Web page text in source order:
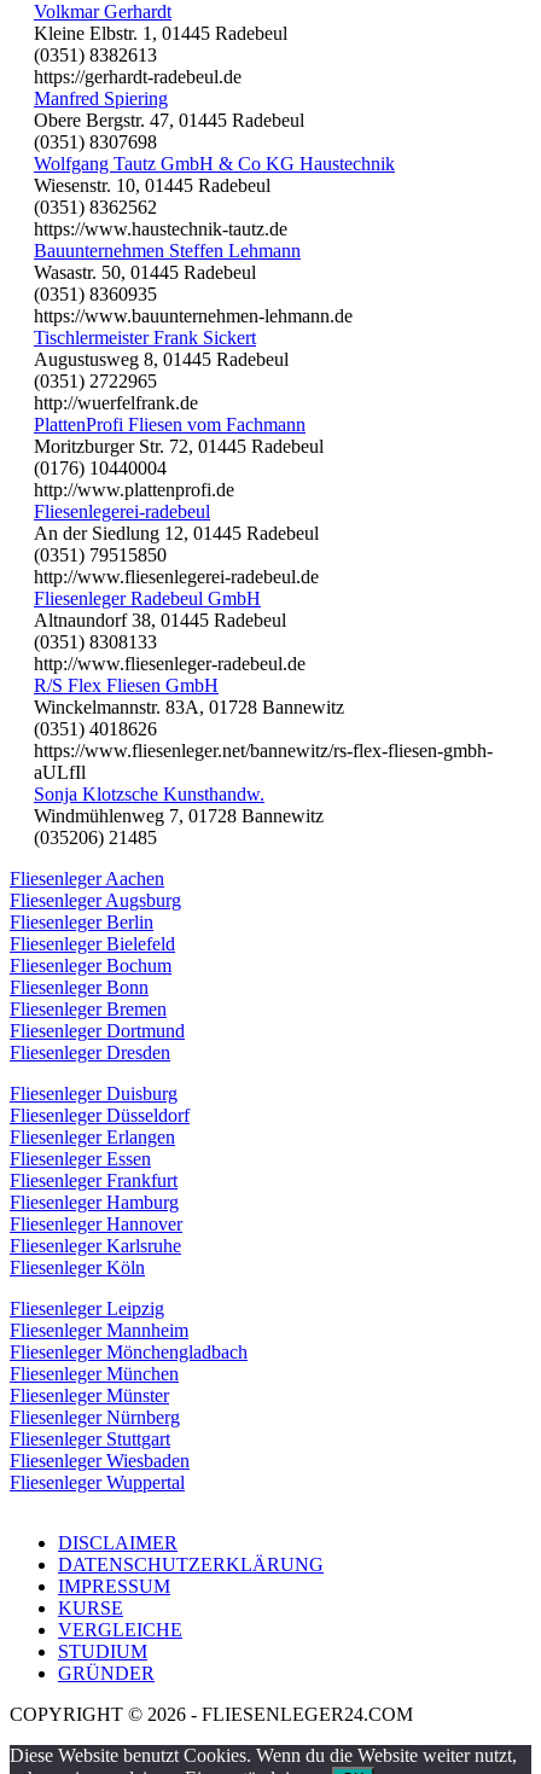
Volkmar Gerhardt
Kleine Elbstr. 1, 01445 Radebeul
(0351) 8382613
https://gerhardt-radebeul.de
Manfred Spiering
Obere Bergstr. 47, 01445 Radebeul
(0351) 8307698
Wolfgang Tautz GmbH & Co KG Haustechnik
Wiesenstr. 10, 01445 Radebeul
(0351) 8362562
https://www.haustechnik-tautz.de
Bauunternehmen Steffen Lehmann
Wasastr. 50, 01445 Radebeul
(0351) 8360935
https://www.bauunternehmen-lehmann.de
Tischlermeister Frank Sickert
Augustusweg 8, 01445 Radebeul
(0351) 2722965
http://wuerfelfrank.de
PlattenProfi Fliesen vom Fachmann
Moritzburger Str. 72, 01445 Radebeul
(0176) 10440004
http://www.plattenprofi.de
Fliesenlegerei-radebeul
An der Siedlung 12, 01445 Radebeul
(0351) 79515850
http://www.fliesenlegerei-radebeul.de
Fliesenleger Radebeul GmbH
Altnaundorf 38, 01445 Radebeul
(0351) 8308133
http://www.fliesenleger-radebeul.de
R/S Flex Fliesen GmbH
Winckelmannstr. 83A, 01728 Bannewitz
(0351) 4018626
https://www.fliesenleger.net/bannewitz/rs-flex-fliesen-gmbh-
aULfIl
Sonja Klotzsche Kunsthandw.
Windmühlenweg 7, 01728 Bannewitz
(035206) 21485
Fliesenleger Aachen
Fliesenleger Augsburg
Fliesenleger Berlin
Fliesenleger Bielefeld
Fliesenleger Bochum
Fliesenleger Bonn
Fliesenleger Bremen
Fliesenleger Dortmund
Fliesenleger Dresden
Fliesenleger Duisburg
Fliesenleger Düsseldorf
Fliesenleger Erlangen
Fliesenleger Essen
Fliesenleger Frankfurt
Fliesenleger Hamburg
Fliesenleger Hannover
Fliesenleger Karlsruhe
Fliesenleger Köln
Fliesenleger Leipzig
Fliesenleger Mannheim
Fliesenleger Mönchengladbach
Fliesenleger München
Fliesenleger Münster
Fliesenleger Nürnberg
Fliesenleger Stuttgart
Fliesenleger Wiesbaden
Fliesenleger Wuppertal
DISCLAIMER
DATENSCHUTZERKLÄRUNG
IMPRESSUM
KURSE
VERGLEICHE
STUDIUM
GRÜNDER
COPYRIGHT © 2026 - FLIESENLEGER24.COM
Diese Website benutzt Cookies. Wenn du die Website weiter nutzt,